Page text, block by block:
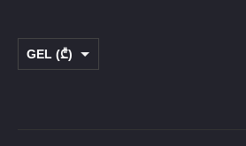
GEL (₾)